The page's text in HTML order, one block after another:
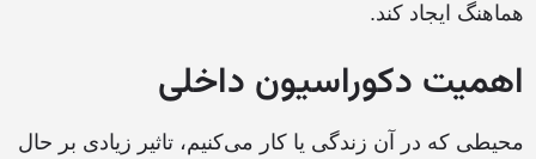
هماهنگ ایجاد کند.
اهمیت دکوراسیون داخلی
محیطی که در آن زندگی یا کار می‌کنیم، تاثیر زیادی بر حال